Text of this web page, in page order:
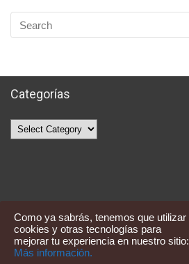
Categorías
Categorías
Como ya sabrás, tenemos que utilizar
cookies y otras tecnologías para
mejorar tu experiencia en nuestro sitio:
Más información.